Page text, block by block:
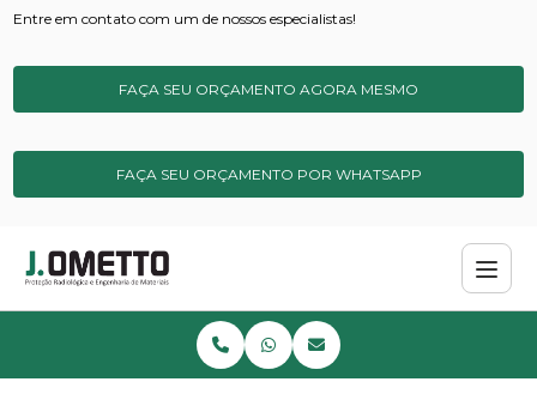
Entre em contato com um de nossos especialistas!
FAÇA SEU ORÇAMENTO AGORA MESMO
FAÇA SEU ORÇAMENTO POR WHATSAPP